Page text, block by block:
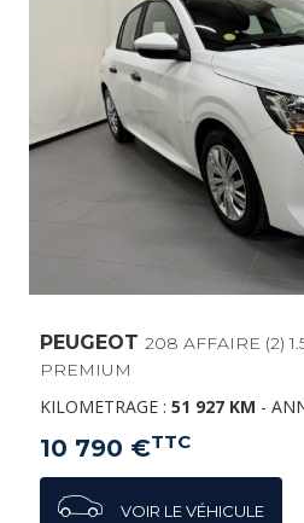
PEUGEOT 208 AFFAIRE (2)
PREMIUM
KILOMETRAGE : 51 927 KM -
10 790 €TTC
VOIR LE VÉHICULE